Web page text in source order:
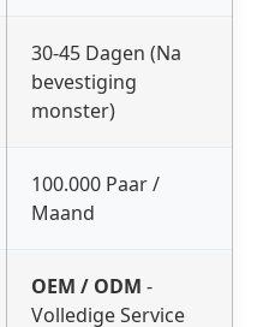
30-45 Dagen (Na
bevestiging
monster)
100.000 Paar /
Maand
OEM / ODM -
Volledige Service